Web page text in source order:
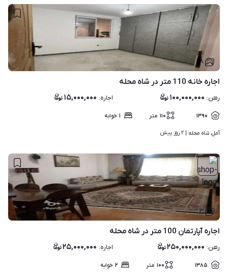
۸
اجاره خانه 110 متر در شاه محله
رهن: ۱۰۰,۰۰۰,۰۰۰ اجاره: ۱۵,۰۰۰,۰۰۰
۱۳۹۰ ۱۱۰ متر ۱ خوابه
آمل، شاه محله | ۲ روز پیش
۳
اجاره آپارتمان 100 متر در شاه محله
رهن: ۲۵۰,۰۰۰,۰۰۰ اجاره: ۲۵,۰۰۰,۰۰۰
۱۳۸۵ ۱۰۰ متر ۲ خوابه